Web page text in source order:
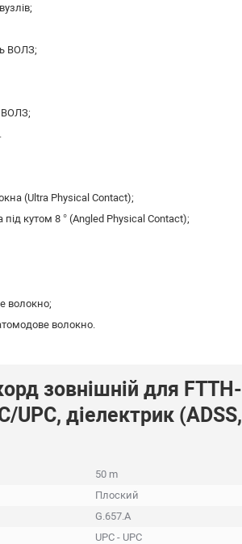
ВОЛЗ;
ВОЛЗ;
(Ultra Physical Contact);
кутом 8 ° (Angled Physical Contact);
волокно;
волокно.
зовнішній для FTTH-
діелектрик (ADSS,
50 m
Плоский
G.657.A
UPC - UPC